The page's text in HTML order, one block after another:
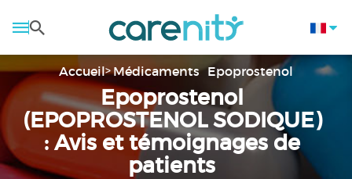
Accueil Médicaments Epoprostenol
Epoprostenol
(EPOPROSTENOL SODIQUE)
: Avis et témoignages de
patients